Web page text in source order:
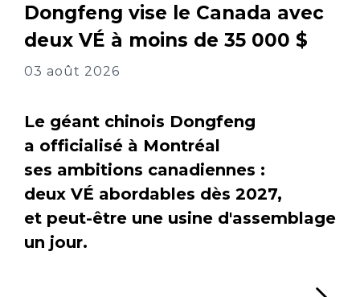
Dongfeng vise le Canada avec
deux VÉ à moins de 35 000 $
03 août 2026
Le géant chinois Dongfeng
a officialisé à Montréal
ses ambitions canadiennes :
deux VÉ abordables dès 2027,
et peut-être une usine d'assemblage
un jour.